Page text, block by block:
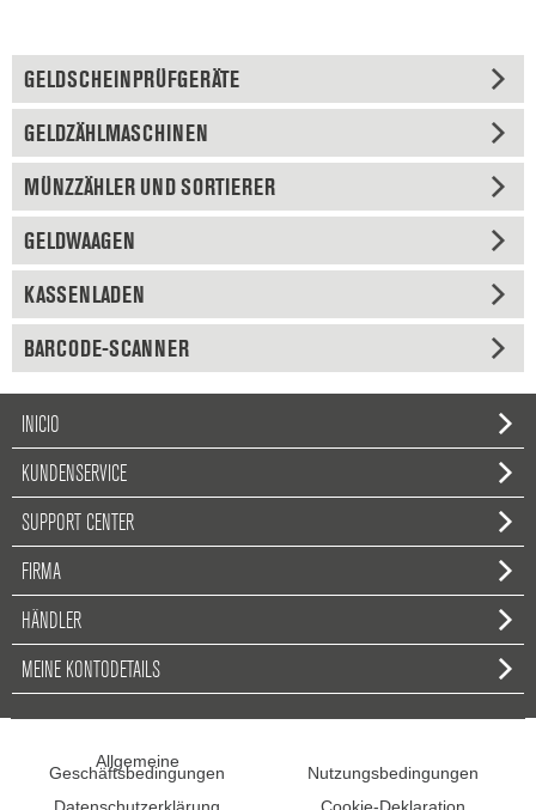
GELDSCHEINPRÜFGERÄTE
GELDZÄHLMASCHINEN
MÜNZZÄHLER UND SORTIERER
GELDWAAGEN
KASSENLADEN
BARCODE-SCANNER
INICIO
KUNDENSERVICE
SUPPORT CENTER
FIRMA
HÄNDLER
MEINE KONTODETAILS
Allgemeine
Geschäftsbedingungen
Nutzungsbedingungen
Datenschutzerklärung
Cookie-Deklaration